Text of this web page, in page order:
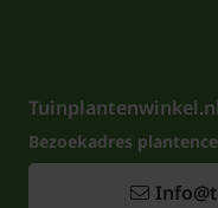
Tuinplantenwinkel.nl
Bezoekadres